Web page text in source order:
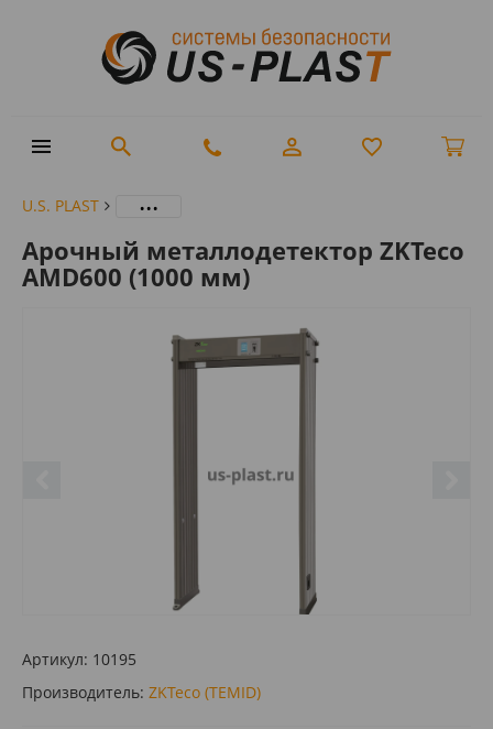
U.S. PLAST ...
Арочный металлодетектор ZKTeco
AMD600 (1000 мм)
Артикул: 10195
Производитель: ZKTeco (TEMID)